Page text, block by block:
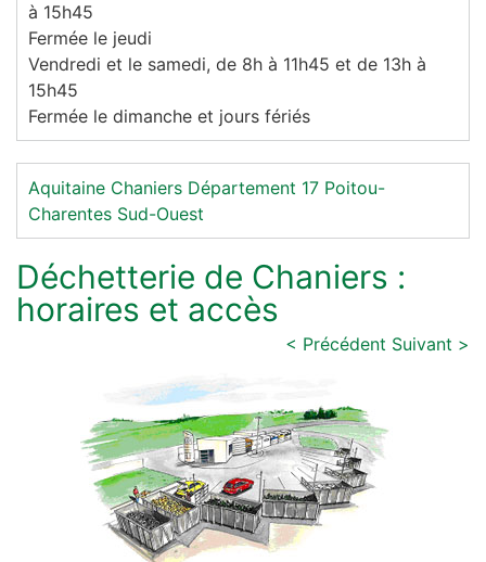
à 15h45
Fermée le jeudi
Vendredi et le samedi, de 8h à 11h45 et de 13h à
15h45
Fermée le dimanche et jours fériés
Aquitaine Chaniers Département 17 Poitou-
Charentes Sud-Ouest
Déchetterie de Chaniers :
horaires et accès
< Précédent Suivant >